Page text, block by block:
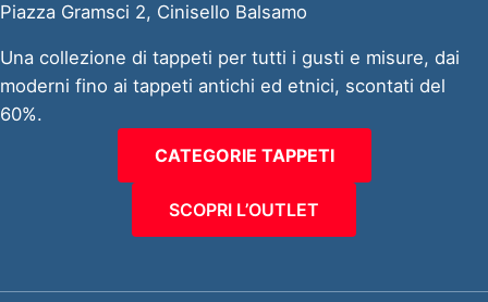
Piazza Gramsci 2, Cinisello Balsamo
Una collezione di tappeti per tutti i gusti e misure, dai
moderni fino ai tappeti antichi ed etnici, scontati del
60%.
CATEGORIE TAPPETI
SCOPRI L’OUTLET